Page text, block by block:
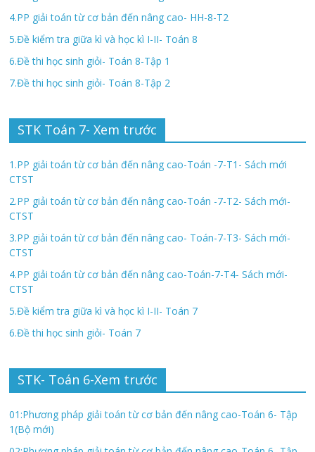
4.PP giải toán từ cơ bản đến nâng cao- HH-8-T2
5.Đề kiểm tra giữa kì và học kì I-II- Toán 8
6.Đề thi học sinh giỏi- Toán 8-Tập 1
7.Đề thi học sinh giỏi- Toán 8-Tập 2
STK Toán 7- Xem trước
1.PP giải toán từ cơ bản đến nâng cao-Toán -7-T1- Sách mới
CTST
2.PP giải toán từ cơ bản đến nâng cao-Toán -7-T2- Sách mới-
CTST
3.PP giải toán từ cơ bản đến nâng cao- Toán-7-T3- Sách mới-
CTST
4.PP giải toán từ cơ bản đến nâng cao-Toán-7-T4- Sách mới-
CTST
5.Đề kiểm tra giữa kì và học kì I-II- Toán 7
6.Đề thi học sinh giỏi- Toán 7
STK- Toán 6-Xem trước
01:Phương pháp giải toán từ cơ bản đến nâng cao-Toán 6- Tập
1(Bộ mới)